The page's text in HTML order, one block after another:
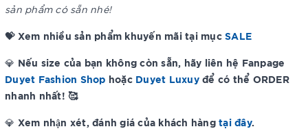
sản phẩm có sẵn nhé!
💝 Xem nhiều sản phẩm khuyến mãi tại mục SALE
💎 Nếu size của bạn không còn sẵn, hãy liên hệ Fanpage
Duyet Fashion Shop hoặc Duyet Luxuyđể có thể ORDER
nhanh nhất! 🥰
💎 Xem nhận xét, đánh giá của khách hàng tại đây.